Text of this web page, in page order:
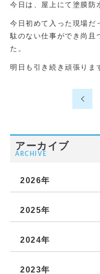
今日は、屋上にて塗膜防
今日初めて入った現場だ
駄のない仕事ができ尚且
た。
明日も引き続き頑張りま
アーカイブ
ARCHIVE
2026年
2025年
2024年
2023年